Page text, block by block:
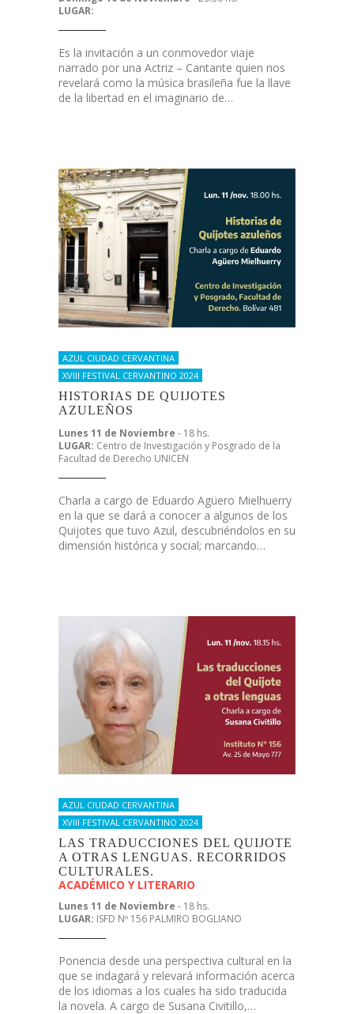
LUGAR:
Es la invitación a un conmovedor viaje
narrado por una Actriz – Cantante quien nos
revelará como la música brasileña fue la llave
de la libertad en el imaginario de…
AZUL CIUDAD CERVANTINA
XVIII FESTIVAL CERVANTINO 2024
HISTORIAS DE QUIJOTES
AZULEÑOS
Lunes 11 de Noviembre - 18 hs.
LUGAR: Centro de Investigación y Posgrado de la
Facultad de Derecho UNICEN
Charla a cargo de Eduardo Agüero Mielhuerry
en la que se dará a conocer a algunos de los
Quijotes que tuvo Azul, descubriéndolos en su
dimensión histórica y social; marcando…
AZUL CIUDAD CERVANTINA
XVIII FESTIVAL CERVANTINO 2024
LAS TRADUCCIONES DEL QUIJOTE
A OTRAS LENGUAS. RECORRIDOS
CULTURALES.
ACADÉMICO Y LITERARIO
Lunes 11 de Noviembre - 18 hs.
LUGAR: ISFD Nº 156 PALMIRO BOGLIANO
Ponencia desde una perspectiva cultural en la
que se indagará y relevará información acerca
de los idiomas a los cuales ha sido traducida
la novela. A cargo de Susana Civitillo,…